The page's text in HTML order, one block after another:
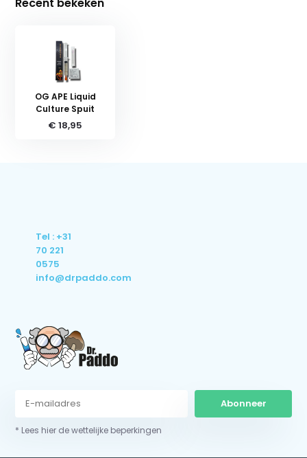
Recent bekeken
OG APE Liquid
Culture Spuit
€ 18,95
Tel : +31
70 221
0575
info@drpaddo.com
Abonneer
* Lees hier de wettelijke beperkingen